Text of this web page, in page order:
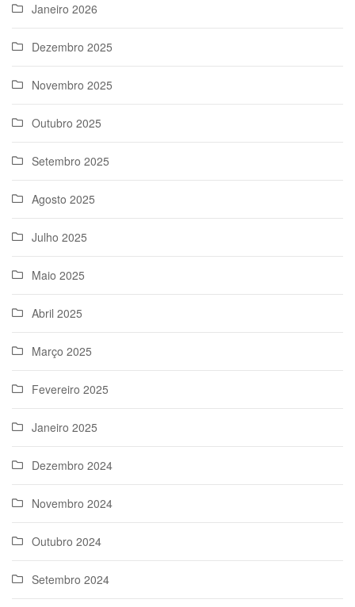
Janeiro 2026
Dezembro 2025
Novembro 2025
Outubro 2025
Setembro 2025
Agosto 2025
Julho 2025
Maio 2025
Abril 2025
Março 2025
Fevereiro 2025
Janeiro 2025
Dezembro 2024
Novembro 2024
Outubro 2024
Setembro 2024